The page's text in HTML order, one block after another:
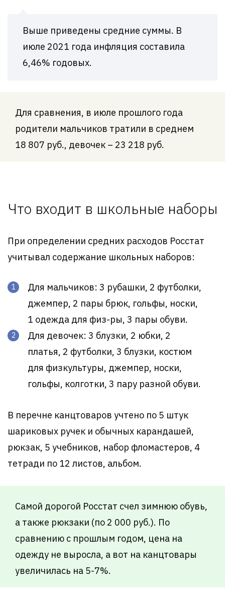
Выше приведены средние суммы. В
июле 2021 года инфляция составила
6,46% годовых.
Для сравнения, в июле прошлого года
родители мальчиков тратили в среднем
18 807 руб., девочек – 23 218 руб.
Что входит в школьные наборы
При определении средних расходов Росстат
учитывал содержание школьных наборов:
Для мальчиков: 3 рубашки, 2 футболки,
джемпер, 2 пары брюк, гольфы, носки,
1 одежда для физ-ры, 3 пары обуви.
Для девочек: 3 блузки, 2 юбки, 2
платья, 2 футболки, 3 блузки, костюм
для физкультуры, джемпер, носки,
гольфы, колготки, 3 пару разной обуви.
В перечне канцтоваров учтено по 5 штук
шариковых ручек и обычных карандашей,
рюкзак, 5 учебников, набор фломастеров, 4
тетради по 12 листов, альбом.
Самой дорогой Росстат счел зимнюю обувь,
а также рюкзаки (по 2 000 руб.). По
сравнению с прошлым годом, цена на
одежду не выросла, а вот на канцтовары
увеличилась на 5-7%.